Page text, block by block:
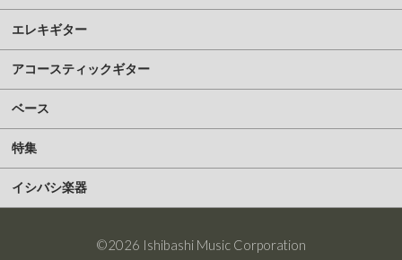
エレキギター
アコースティックギター
ベース
特集
イシバシ楽器
©2026 Ishibashi Music Corporation